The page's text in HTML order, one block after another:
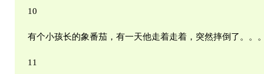
10
有个小孩长的象番茄，有一天他走着走着，突然摔倒了。。
11